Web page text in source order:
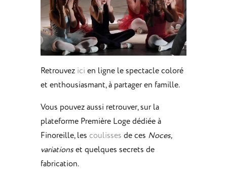
Retrouvez ici en ligne le spectacle coloré
et enthousiasmant, à partager en famille.
Vous pouvez aussi retrouver, sur la
plateforme Première Loge dédiée à
Finoreille, les coulisses de ces Noces,
variations et quelques secrets de
fabrication.